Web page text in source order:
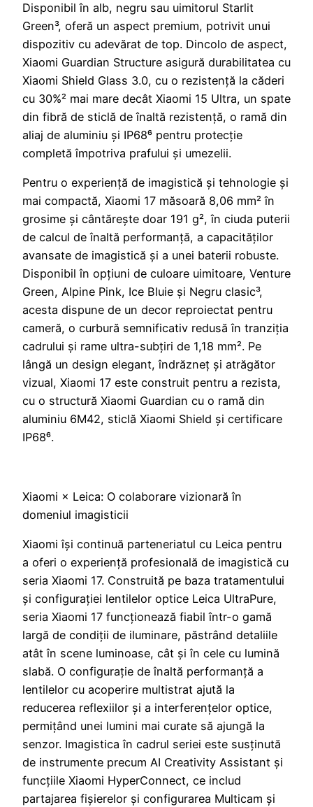
Disponibil în alb, negru sau uimitorul Starlit
Green³, oferă un aspect premium, potrivit unui
dispozitiv cu adevărat de top. Dincolo de aspect,
Xiaomi Guardian Structure asigură durabilitatea cu
Xiaomi Shield Glass 3.0, cu o rezistență la căderi
cu 30%² mai mare decât Xiaomi 15 Ultra, un spate
din fibră de sticlă de înaltă rezistență, o ramă din
aliaj de aluminiu și IP68⁶ pentru protecție
completă împotriva prafului și umezelii.
Pentru o experiență de imagistică și tehnologie și
mai compactă, Xiaomi 17 măsoară 8,06 mm² în
grosime și cântărește doar 191 g², în ciuda puterii
de calcul de înaltă performanță, a capacităților
avansate de imagistică și a unei baterii robuste.
Disponibil în opțiuni de culoare uimitoare, Venture
Green, Alpine Pink, Ice Bluie și Negru clasic³,
acesta dispune de un decor reproiectat pentru
cameră, o curbură semnificativ redusă în tranziția
cadrului și rame ultra-subțiri de 1,18 mm². Pe
lângă un design elegant, îndrăzneț și atrăgător
vizual, Xiaomi 17 este construit pentru a rezista,
cu o structură Xiaomi Guardian cu o ramă din
aluminiu 6M42, sticlă Xiaomi Shield și certificare
IP68⁶.
Xiaomi × Leica: O colaborare vizionară în
domeniul imagisticii
Xiaomi își continuă parteneriatul cu Leica pentru
a oferi o experiență profesională de imagistică cu
seria Xiaomi 17. Construită pe baza tratamentului
și configurației lentilelor optice Leica UltraPure,
seria Xiaomi 17 funcționează fiabil într-o gamă
largă de condiții de iluminare, păstrând detaliile
atât în ​​scene luminoase, cât și în cele cu lumină
slabă. O configurație de înaltă performanță a
lentilelor cu acoperire multistrat ajută la
reducerea reflexiilor și a interferențelor optice,
permițând unei lumini mai curate să ajungă la
senzor. Imagistica în cadrul seriei este susținută
de instrumente precum AI Creativity Assistant și
funcțiile Xiaomi HyperConnect, ce includ
partajarea fișierelor și configurarea Multicam și